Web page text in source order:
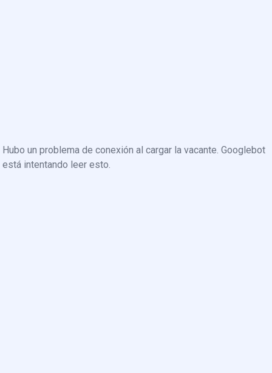
Hubo un problema de conexión al cargar la vacante. Googlebot
está intentando leer esto.